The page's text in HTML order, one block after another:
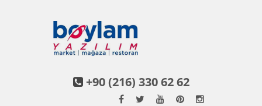
+90 (216) 330 62 62